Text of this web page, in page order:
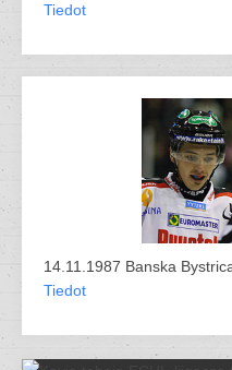
Tiedot
14.11.1987 Banska
Tiedot